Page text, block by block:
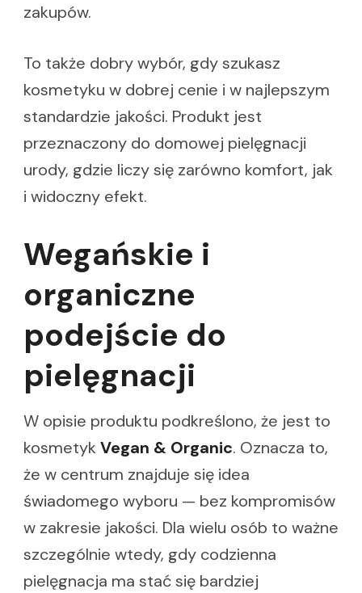
zakupów.
To także dobry wybór, gdy szukasz
kosmetyku w dobrej cenie i w najlepszym
standardzie jakości. Produkt jest
przeznaczony do domowej pielęgnacji
urody, gdzie liczy się zarówno komfort, jak
i widoczny efekt.
Wegańskie i
organiczne
podejście do
pielęgnacji
W opisie produktu podkreślono, że jest to
kosmetykVegan & Organic. Oznacza to,
że w centrum znajduje się idea
świadomego wyboru — bez kompromisów
w zakresie jakości. Dla wielu osób to ważne
szczególnie wtedy, gdy codzienna
pielęgnacja ma stać się bardziej